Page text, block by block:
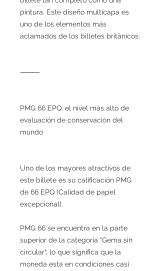
pintura. Este diseño multicapa es
uno de los elementos más
aclamados de los billetes británicos.
⸻
PMG 66 EPQ: el nivel más alto de
evaluación de conservación del
mundo
Uno de los mayores atractivos de
este billete es su calificación PMG
de 66 EPQ (Calidad de papel
excepcional).
PMG 66 se encuentra en la parte
superior de la categoría "Gema sin
circular", lo que significa que la
moneda está en condiciones casi